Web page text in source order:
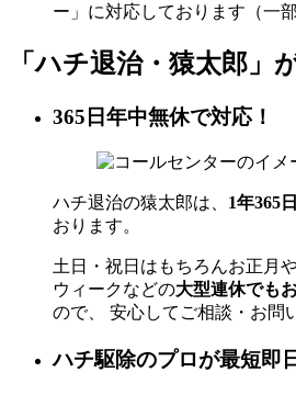
ー」に対応しております（一
「ハチ退治・猿太郎」
365日年中無休で対応！
ハチ退治の猿太郎は、 1年365
おります。
土日・祝日はもちろんお正月
ウィークなどの大型連休でも
ので、 安心してご相談・お問
ハチ駆除のプロが最短即